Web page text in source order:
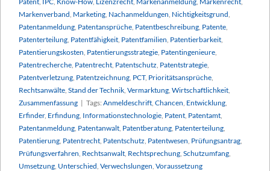
Markenverband Marketing Nachanmeldungen Nichtigkeitsgrund
Patentanmeldung Patentansprüche Patentbeschreibung Patente
Patenterteilung Patentfähigkeit Patentfamilien Patentierbarkeit
Patentierungskosten Patentierungsstrategie Patentingenieure
Patentrecherche Patentrecht Patentschutz Patentstrategie
Patentverletzung Patentzeichnung PCT, Prioritätsansprüche
Rechtsanwälte Stand der Technik Vermarktung Wirtschaftlichkeit
Zusammenfassung | Tags: Anmeldeschrift Chancen Entwicklung
Erfinder, Erfindung Informationstechnologie Patent Patentamt
Patentanmeldung Patentanwalt Patentberatung Patenterteilung
Patentierung Patentrecht Patentschutz Patentwesen Prüfungsantrag
Prüfungsverfahren Rechtsanwalt Rechtsprechung Schutzumfang
Umsetzung Unterschied Verwechslungen Voraussetzung